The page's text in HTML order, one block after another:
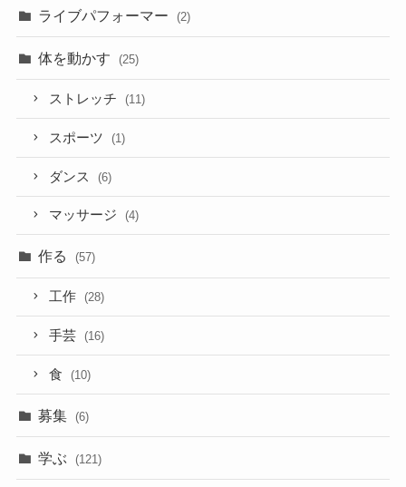
ライブパフォーマー (2)
体を動かす (25)
ストレッチ (11)
スポーツ (1)
ダンス (6)
マッサージ (4)
作る (57)
工作 (28)
手芸 (16)
食 (10)
募集 (6)
学ぶ (121)